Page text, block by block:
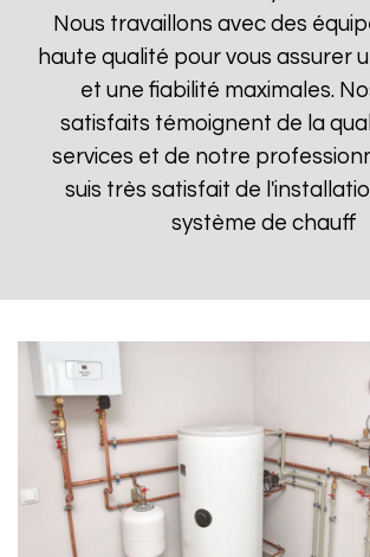
Nous travaillons avec des
haute qualité pour vous assurer
et une fiabilité maximales.
satisfaits témoignent de la
services et de notre
suis très satisfait de
système de chauff